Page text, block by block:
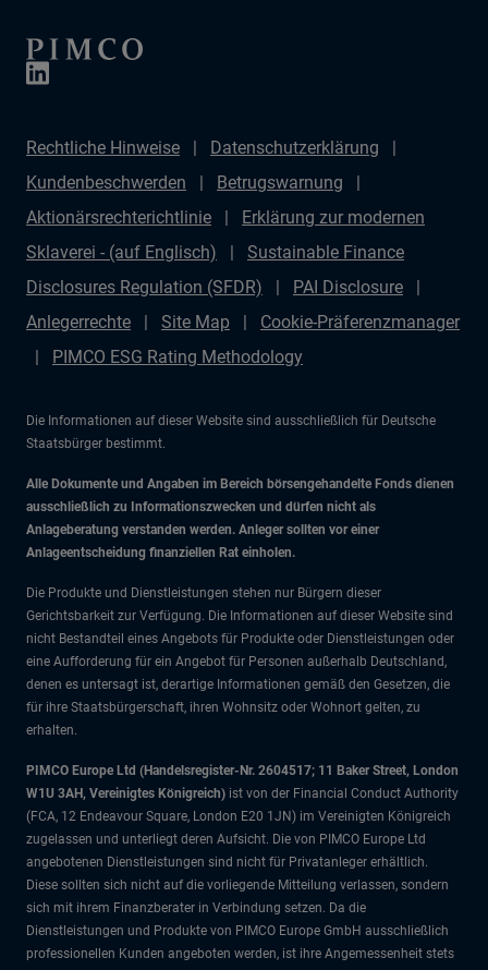
Rechtliche Hinweise
Datenschutzerklärung
Kundenbeschwerden
Betrugswarnung
Aktionärsrechterichtlinie
Erklärung zur modernen
Sklaverei - (auf Englisch)
Sustainable Finance
Disclosures Regulation (SFDR)
PAI Disclosure
Anlegerrechte
Site Map
Cookie-Präferenzmanager
PIMCO ESG Rating Methodology
Die Informationen auf dieser Website sind ausschließlich für Deutsche
Staatsbürger bestimmt.
Alle Dokumente und Angaben im Bereich börsengehandelte Fonds dienen
ausschließlich zu Informationszwecken und dürfen nicht als
Anlageberatung verstanden werden. Anleger sollten vor einer
Anlageentscheidung finanziellen Rat einholen.
Die Produkte und Dienstleistungen stehen nur Bürgern dieser
Gerichtsbarkeit zur Verfügung. Die Informationen auf dieser Website sind
nicht Bestandteil eines Angebots für Produkte oder Dienstleistungen oder
eine Aufforderung für ein Angebot für Personen außerhalb Deutschland,
denen es untersagt ist, derartige Informationen gemäß den Gesetzen, die
für ihre Staatsbürgerschaft, ihren Wohnsitz oder Wohnort gelten, zu
erhalten.
PIMCO Europe Ltd (Handelsregister-Nr. 2604517; 11 Baker Street, London
W1U 3AH, Vereinigtes Königreich) ist von der Financial Conduct Authority
(FCA, 12 Endeavour Square, London E20 1JN) im Vereinigten Königreich
zugelassen und unterliegt deren Aufsicht. Die von PIMCO Europe Ltd
angebotenen Dienstleistungen sind nicht für Privatanleger erhältlich.
Diese sollten sich nicht auf die vorliegende Mitteilung verlassen, sondern
sich mit ihrem Finanzberater in Verbindung setzen. Da die
Dienstleistungen und Produkte von PIMCO Europe GmbH ausschließlich
professionellen Kunden angeboten werden, ist ihre Angemessenheit stets